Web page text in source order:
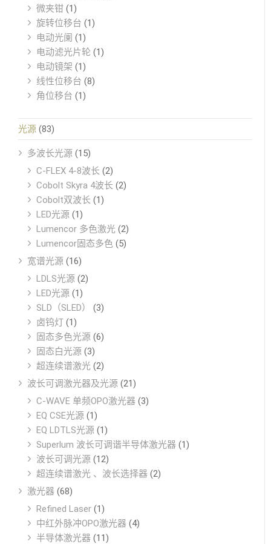
微夹钳 (1)
旋转位移台 (1)
电动光阑 (1)
电动滤光片轮 (1)
电动镜架 (1)
线性位移台 (8)
角位移台 (1)
光源 (83)
多波长光源 (15)
C-FLEX 4-8波长 (2)
Cobolt Skyra 4波长 (2)
Cobolt双波长 (1)
LED光源 (1)
Lumencor 多色激光 (2)
Lumencor固态多色 (5)
宽谱光源 (16)
LDLS光源 (2)
LED光源 (1)
SLD（SLED）
(3)
卤钨灯 (1)
固态多色光源 (6)
固态白光源 (3)
超连续谱激光 (2)
波长可调激光器及光源 (21)
C-WAVE 单频OPO激光器 (3)
EQ CSE光源 (1)
EQ LDTLS光源 (1)
Superlum 波长可调谐半导体激光器 (1)
波长可调光源 (12)
超连续谱激光 、波长选择器 (2)
激光器 (68)
Refined Laser (1)
中红外脉冲OPO激光器 (4)
半导体激光器 (11)